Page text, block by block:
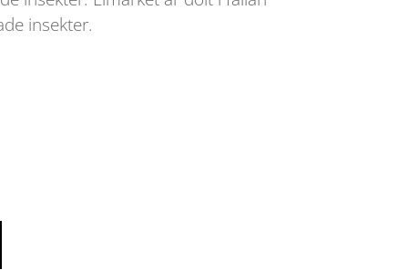
insekter.